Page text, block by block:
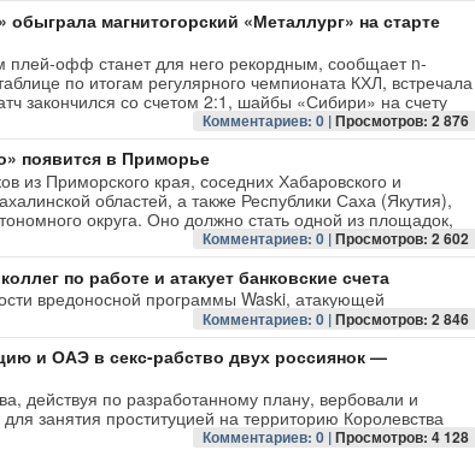
магнитогорский «Металлург» на старте
офф станет для него рекордным, сообщает n-
по итогам регулярного чемпионата КХЛ, встречала
закончился со счетом 2:1, шайбы «Сибири» на счету
Комментариев: 0 |Просмотров: 2 876
появится в Приморье
из Приморского края, соседних Хабаровского и
областей, а также Республики Саха (Якутия),
округа. Оно должно стать одной из площадок,
Комментариев: 0 |Просмотров: 2 602
по работе и атакует банковские счета
вредоносной программы Waski, атакующей
Комментариев: 0 |Просмотров: 2 846
и ОАЭ в секс-рабство двух россиянок —
действуя по разработанному плану, вербовали и
занятия проституцией на территорию Королевства
Комментариев: 0 |Просмотров: 4 128